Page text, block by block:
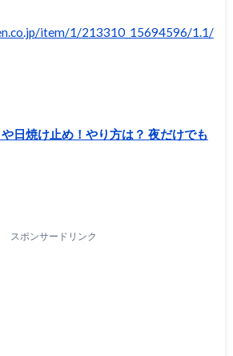
item/1/213310_15694596/1.1/
や日焼け止め！やり方は？ 夜だけでも
スポンサードリンク